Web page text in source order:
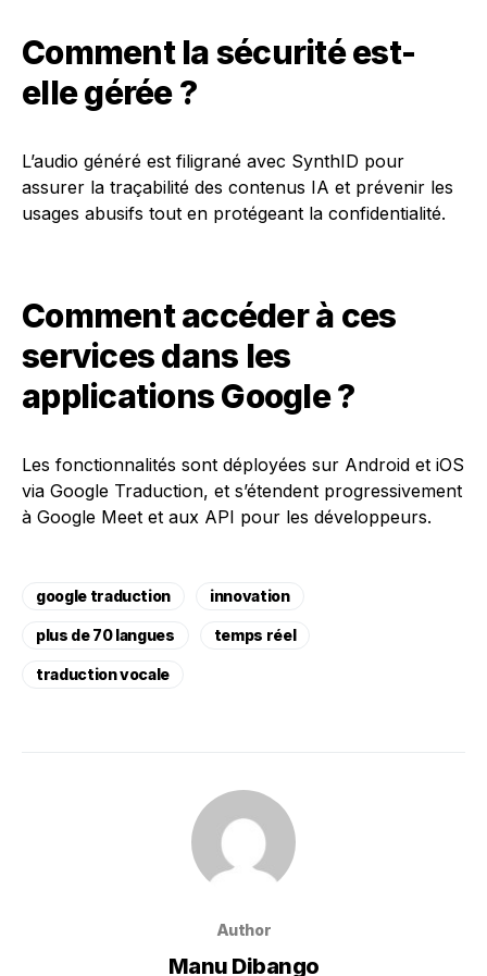
Comment la sécurité est-
elle gérée ?
L’audio généré est filigrané avec SynthID pour
assurer la traçabilité des contenus IA et prévenir les
usages abusifs tout en protégeant la confidentialité.
Comment accéder à ces
services dans les
applications Google ?
Les fonctionnalités sont déployées sur Android et iOS
via Google Traduction, et s’étendent progressivement
à Google Meet et aux API pour les développeurs.
google traduction innovation
plus de 70 langues temps réel
traduction vocale
Author
Manu Dibango